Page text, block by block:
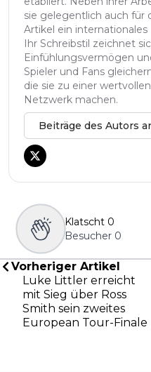
sie gelegentlich auch für
Artikel ein
Ihr Schreibstil zeichnet
Einfühlungsvermögen
Spieler und Fans
die sie zu einer
Netzwerk machen.
Beiträge des Autors
Klatscht 0
Besucher 0
Vorheriger Artikel
Luke Littler erreicht
mit Sieg über Ross
Smith sein zweites
European Tour-Finale